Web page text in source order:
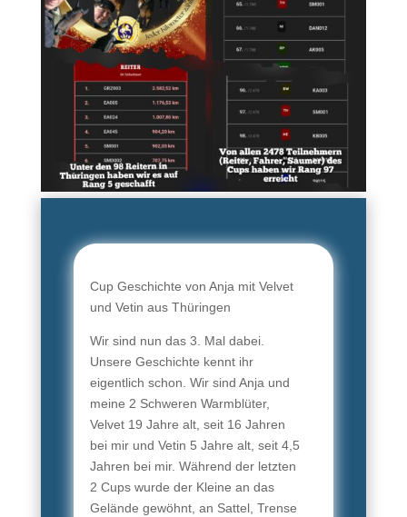
Cup Geschichte von Anja mit Velvet
und Vetin aus Thüringen
Wir sind nun das 3. Mal dabei.
Unsere Geschichte kennt ihr
eigentlich schon. Wir sind Anja und
meine 2 Schweren Warmblüter,
Velvet 19 Jahre alt, seit 16 Jahren
bei mir und Vetin 5 Jahre alt, seit 4,5
Jahren bei mir. Während der letzten
2 Cups wurde der Kleine an das
Gelände gewöhnt, an Sattel, Trense